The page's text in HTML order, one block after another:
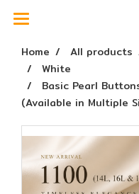
Home All products
White
Basic Pearl
(Available in Multiple